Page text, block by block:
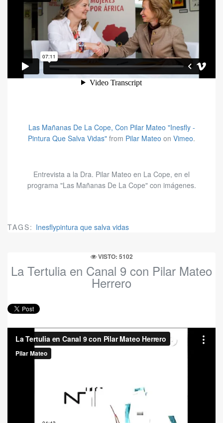
Las Mañanas De La Cope, Con Pilar Mateo "Inesfly -
Pintura Que Salva Vidas" from Pilar Mateo on Vimeo.
Entrevista a la Dra. Pilar Mateo en La Cope, en el
programa "Las Mañanas De La Cope" con imágenes.
TAGS: Inesflypintura que salva vidas
VISTO: 5102
La Tertulia en Canal 9 con Pilar Mateo
Herrero